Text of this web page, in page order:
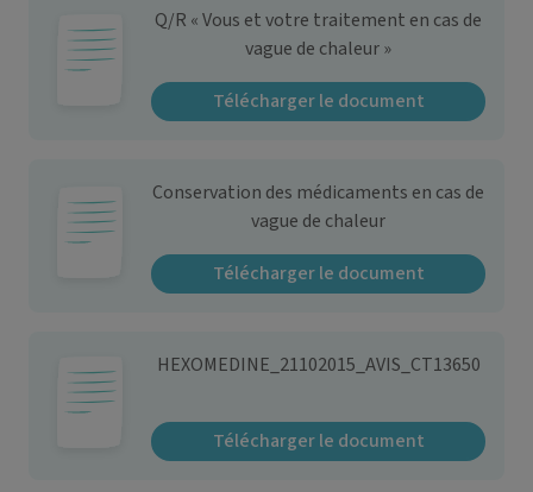
Q/R « Vous et votre traitement en cas de
vague de chaleur »
Télécharger le document
Conservation des médicaments en cas de
vague de chaleur
Télécharger le document
HEXOMEDINE_21102015_AVIS_CT13650
Télécharger le document